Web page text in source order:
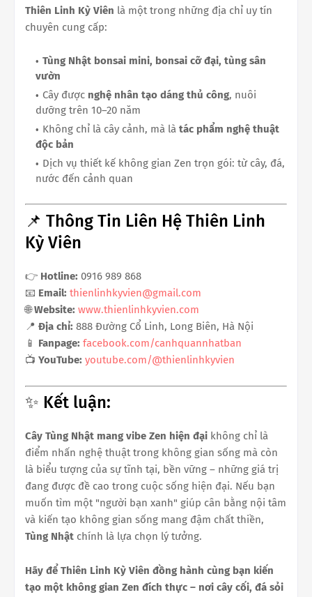
Thiên Linh Kỳ Viên là một trong những địa chỉ uy tín
chuyên cung cấp:
Tùng Nhật bonsai mini, bonsai cỡ đại, tùng sân
vườn
Cây được nghệ nhân tạo dáng thủ công, nuôi
dưỡng trên 10–20 năm
Không chỉ là cây cảnh, mà là tác phẩm nghệ thuật
độc bản
Dịch vụ thiết kế không gian Zen trọn gói: từ cây, đá,
nước đến cảnh quan
📌 Thông Tin Liên Hệ Thiên Linh
Kỳ Viên
👉 Hotline: 0916 989 868
📧 Email: thienlinhkyvien@gmail.com
🌐Website: www.thienlinhkyvien.com
📍 Địa chỉ: 888 Đường Cổ Linh, Long Biên, Hà Nội
📱 Fanpage: facebook.com/canhquannhatban
📺 YouTube: youtube.com/@thienlinhkyvien
✨ Kết luận:
Cây Tùng Nhật mang vibe Zen hiện đại không chỉ là
điểm nhấn nghệ thuật trong không gian sống mà còn
là biểu tượng của sự tĩnh tại, bền vững – những giá trị
đang được đề cao trong cuộc sống hiện đại. Nếu bạn
muốn tìm một "người bạn xanh" giúp cân bằng nội tâm
và kiến tạo không gian sống mang đậm chất thiền,
Tùng Nhật chính là lựa chọn lý tưởng.
Hãy để Thiên Linh Kỳ Viên đồng hành cùng bạn kiến
tạo một không gian Zen đích thực – nơi cây cối, đá sỏi